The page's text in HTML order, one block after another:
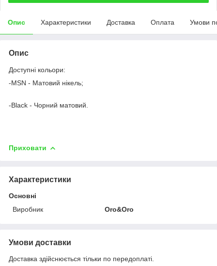
Опис Характеристики Доставка Оплата Умови
Опис
Доступні кольори:
-MSN - Матовий нікель;
-Black - Чорний матовий.
Приховати
Характеристики
Основні
Виробник
Oro&Oro
Умови доставки
Доставка здійснюється тільки по передоплаті.